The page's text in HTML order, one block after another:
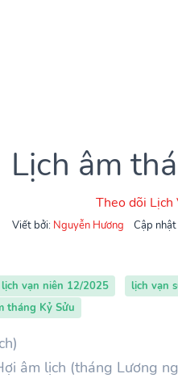
Lịch âm
Theo dõi
Viết bởi: Nguyễn Hương Cập
lịch vạn niên 12/2025 lịch vạn
tháng Kỷ Sửu
âm lịch (tháng Lương